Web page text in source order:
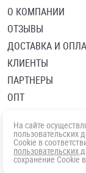
О КОМПАНИИ
ОТЗЫВЫ
ДОСТАВКА И
КЛИЕНТЫ
ПАРТНЕРЫ
ОПТ
Политика в
Согласие
На сайте
пользовательских
Cookie в
пользовательских
сохранение Cookie